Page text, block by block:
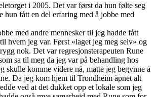
i 2005. Det var først da hun følte seg
hun fått en del erfaring med å jobbe med
med andre mennesker til jeg hadde fått
hvem jeg var. Først «laget jeg meg selv» og
nok. Det var regresjonsterapeuten Rune
sa til meg da jeg var på behandling hos
skulle komme videre nå, måtte jeg begynne å
Da jeg kom hjem til Trondheim åpnet alt
ved at det dukket opp et lokale som jeg